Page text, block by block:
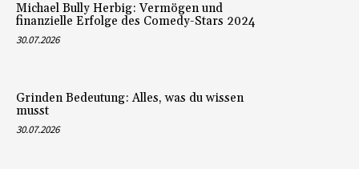
Michael Bully Herbig: Vermögen und
finanzielle Erfolge des Comedy-Stars 2024
30.07.2026
Grinden Bedeutung: Alles, was du wissen
musst
30.07.2026